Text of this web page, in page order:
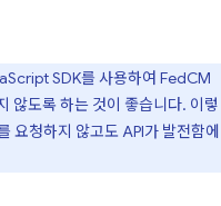
SDK를 사용하여 FedCM
않도록 하는 것이 좋습니다. 이렇
요청하지 않고도 API가 발전함에